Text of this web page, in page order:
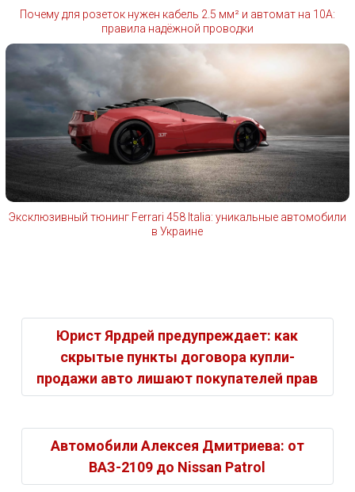
Почему для розеток нужен кабель 2.5 мм² и автомат на 10А:
правила надёжной проводки
Эксклюзивный тюнинг Ferrari 458 Italia: уникальные автомобили
в Украине
Юрист Ярдрей предупреждает: как
скрытые пункты договора купли-
продажи авто лишают покупателей прав
Автомобили Алексея Дмитриева: от
ВАЗ-2109 до Nissan Patrol